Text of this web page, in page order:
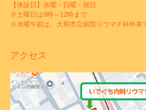
【休診日】水曜・日曜・祝日
※土曜日は9時～12時まで
※水曜午前は、大和市立病院リウマチ科外来
アクセス